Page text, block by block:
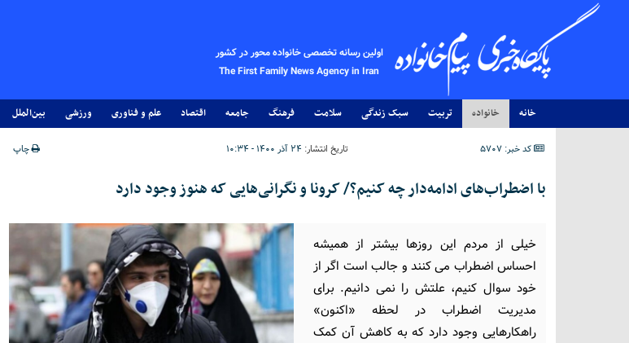
اولین رسانه تخصصی خانواده محور در کشور
The First Family News Agency in Iran
خانه خانواده تربیت سبک زندگی سلامت فرهنگ جامعه اقتصاد علم و فناوری ورزشی بین‌الملل
کد خبر: 5707 تاریخ انتشار: ۲۴ آذر ۱۴۰۰ - ۱۰:۳۴ چاپ
با اضطراب‌های ادامه‌دار چه کنیم؟/ کرونا و نگرانی‌هایی که هنوز وجود دارد
خیلی از مردم این روزها بیشتر از همیشه
احساس اضطراب می کنند و جالب است اگر از
خود سوال کنیم، علتش را نمی دانیم. برای
مدیریت اضطراب در لحظه «اکنون»
راهکارهایی وجود دارد که به کاهش آن کمک